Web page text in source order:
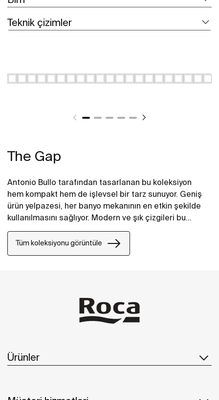
Teknik çizimler
The Gap
Antonio Bullo tarafından tasarlanan bu koleksiyon
hem kompakt hem de işlevsel bir tarz sunuyor. Geniş
ürün yelpazesi, her banyo mekanının en etkin şekilde
kullanılmasını sağlıyor. Modern ve şık çizgileri bu
Tüm koleksiyonu görüntüle
Ürünler